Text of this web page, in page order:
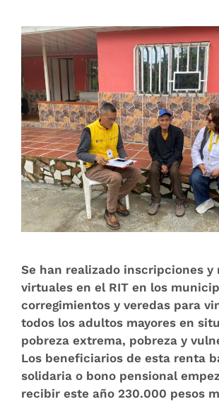
Se han realizado inscripciones y
virtuales en el RIT en los
corregimientos y veredas para
todos los adultos mayores en
pobreza extrema, pobreza y
Los beneficiarios de esta renta
solidaria o bono pensional
recibir este año 230.000 pesos